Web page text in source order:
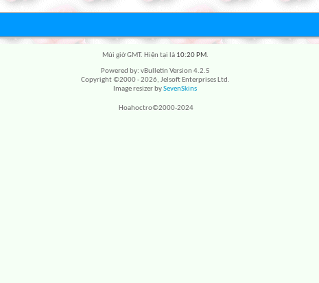
Múi giờ GMT. Hiện tại là 10:20 PM.
Powered by: vBulletin Version 4.2.5
Copyright ©2000 - 2026, Jelsoft Enterprises Ltd.
Image resizer bySevenSkins
Hoahoctro©2000-2024